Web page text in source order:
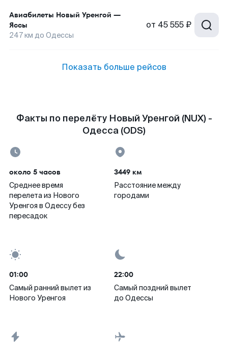
Авиабилеты Новый Уренгой —
Яссы
247км до Одессы
от 45 555 ₽
Показать больше рейсов
Факты по перелёту Новый Уренгой (NUX) -
Одесса (ODS)
около 5 часов
Среднее время
перелета из Нового
Уренгоя в Одессу без
пересадок
3449 км
Расстояние между
городами
01:00
Самый ранний вылет из
Нового Уренгоя
22:00
Самый поздний вылет
до Одессы